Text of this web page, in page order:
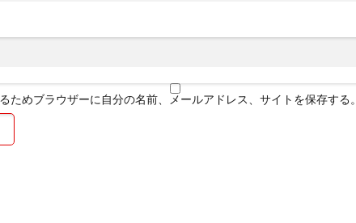
ためブラウザーに自分の名前、メールアドレス、サイトを保存する。